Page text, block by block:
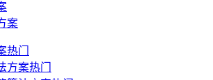
案
热门
方案热门